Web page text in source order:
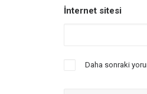
İnternet sitesi
Daha sonraki